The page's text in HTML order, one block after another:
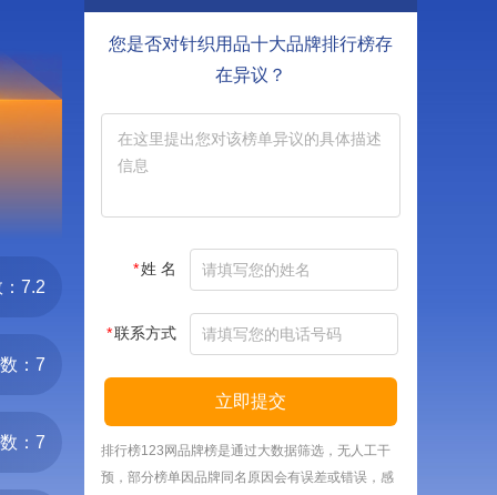
7.2
：7
：7
您是否对针织用品十大品牌排行榜存
在异议？
*姓 名
*联系方式
立即提交
排行榜123网品牌榜是通过大数据筛选，无人工干
预，部分榜单因品牌同名原因会有误差或错误，感